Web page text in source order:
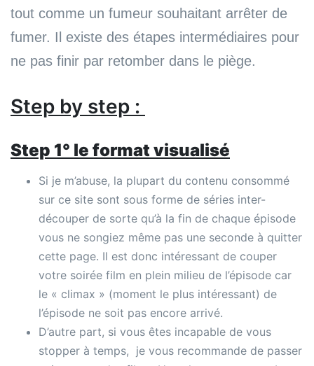
tout comme un fumeur souhaitant arrêter de
fumer. Il existe des étapes intermédiaires pour
ne pas finir par retomber dans le piège.
Step by step :
Step 1° le format visualisé
Si je m’abuse, la plupart du contenu consommé
sur ce site sont sous forme de séries inter-
découper de sorte qu’à la fin de chaque épisode
vous ne songiez même pas une seconde à quitter
cette page. Il est donc intéressant de couper
votre soirée film en plein milieu de l’épisode car
le « climax » (moment le plus intéressant) de
l’épisode ne soit pas encore arrivé.
D’autre part, si vous êtes incapable de vous
stopper à temps, je vous recommande de passer